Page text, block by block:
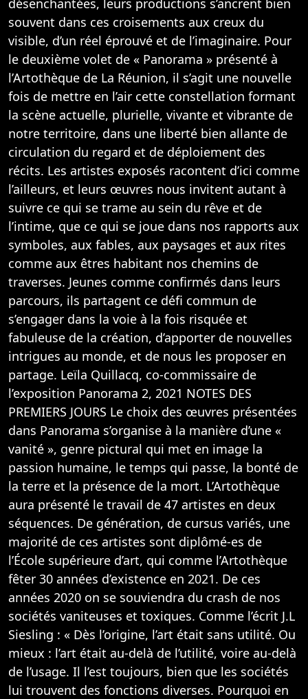
désenchantées, leurs productions s’ancrent bien
souvent dans ces croisements aux creux du
visible, d’un réel éprouvé et de l’imaginaire. Pour
le deuxième volet de « Panorama » présenté à
l’Artothèque de La Réunion, il s’agit une nouvelle
fois de mettre en l’air cette constellation formant
la scène actuelle, plurielle, vivante et vibrante de
notre territoire, dans une liberté bien allante de
circulation du regard et de déploiement des
récits. Les artistes exposés racontent d’ici comme
l’ailleurs, et leurs œuvres nous invitent autant à
suivre ce qui se trame au sein du rêve et de
l’intime, que ce qui se joue dans nos rapports aux
symboles, aux fables, aux paysages et aux rites
comme aux êtres habitant nos chemins de
traverses. Jeunes comme confirmés dans leurs
parcours, ils partagent ce défi commun de
s’engager dans la voie à la fois risquée et
fabuleuse de la création, d’apporter de nouvelles
intrigues au monde, et de nous les proposer en
partage. Leïla Quillacq, co-commissaire de
l’exposition Panorama 2, 2021 NOTES DES
PREMIERS JOURS Le choix des œuvres présentées
dans Panorama s’organise à la manière d’une «
vanité », genre pictural qui met en image la
passion humaine, le temps qui passe, la bonté de
la terre et la présence de la mort. L’Artothèque
aura présenté le travail de 47 artistes en deux
séquences. De génération, de cursus variés, une
majorité de ces artistes sont diplômé-es de
l’École supérieure d’art, qui comme l’Artothèque
fêter 30 années d’existence en 2021. De ces
années 2020 on se souviendra du crash de nos
sociétés vaniteuses et toxiques. Comme l’écrit J.L
Siesling : « Dès l’origine, l’art était sans utilité. Ou
mieux : l’art était au-delà de l’utilité, voire au-delà
de l’usage. Il l’est toujours, bien que les sociétés
lui trouvent des fonctions diverses. Pourquoi en